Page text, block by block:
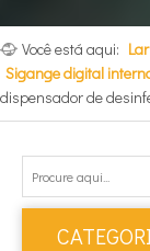
Você está aqui: Lar
Sigange digital
dispensador de